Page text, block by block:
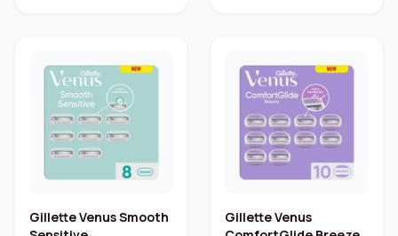
Gillette Venus Smooth
Gillette Venus